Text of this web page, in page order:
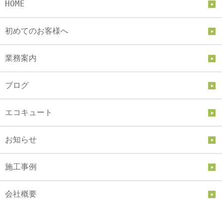
HOME
初めてのお客様へ
業務案内
ブログ
エコキュート
お知らせ
施工事例
会社概要